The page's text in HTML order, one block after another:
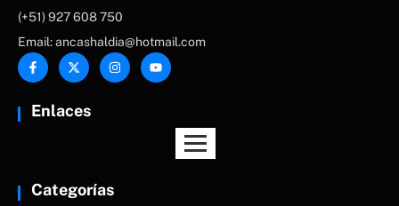
(+51) 927 608 750
Email: ancashaldia@hotmail.com
Enlaces
Categorías